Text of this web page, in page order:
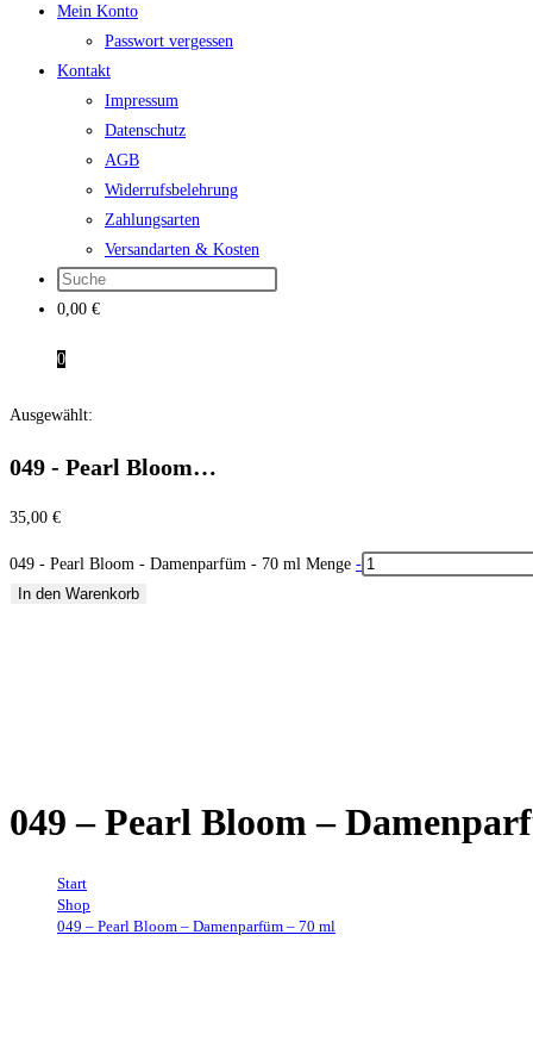
Mein Konto
Passwort vergessen
Kontakt
Impressum
Datenschutz
AGB
Widerrufsbelehrung
Zahlungsarten
Versandarten & Kosten
0,00 €
0
Ausgewählt:
049 - Pearl Bloom…
35,00 €
049 - Pearl Bloom - Damenparfüm - 70 ml Menge -
In den Warenkorb
049 – Pearl Bloom –
Start
Shop
049 – Pearl Bloom – Damenparfüm – 70 ml